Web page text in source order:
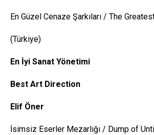
En Güzel Cenaze Şarkıları / The
(Türkiye)
En İyi Sanat Yönetimi
Best Art Direction
Elif Öner
İsimsiz Eserler Mezarlığı / Dump of